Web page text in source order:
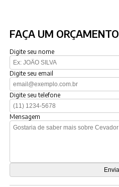
FAÇA UM ORÇAMENTO
Digite seu nome
Digite seu email
Digite seu telefone
Mensagem